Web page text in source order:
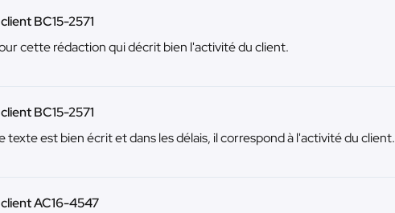
BC15-2571
cette rédaction qui décrit bien l'activité du client.
BC15-2571
texte est bien écrit et dans les délais, il correspond à l'activité du client.
AC16-4547